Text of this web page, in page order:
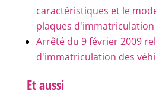
caractéristiques et le
plaques d'immatriculation
Arrêté du 9 février 2009
d'immatriculation des
Et aussi